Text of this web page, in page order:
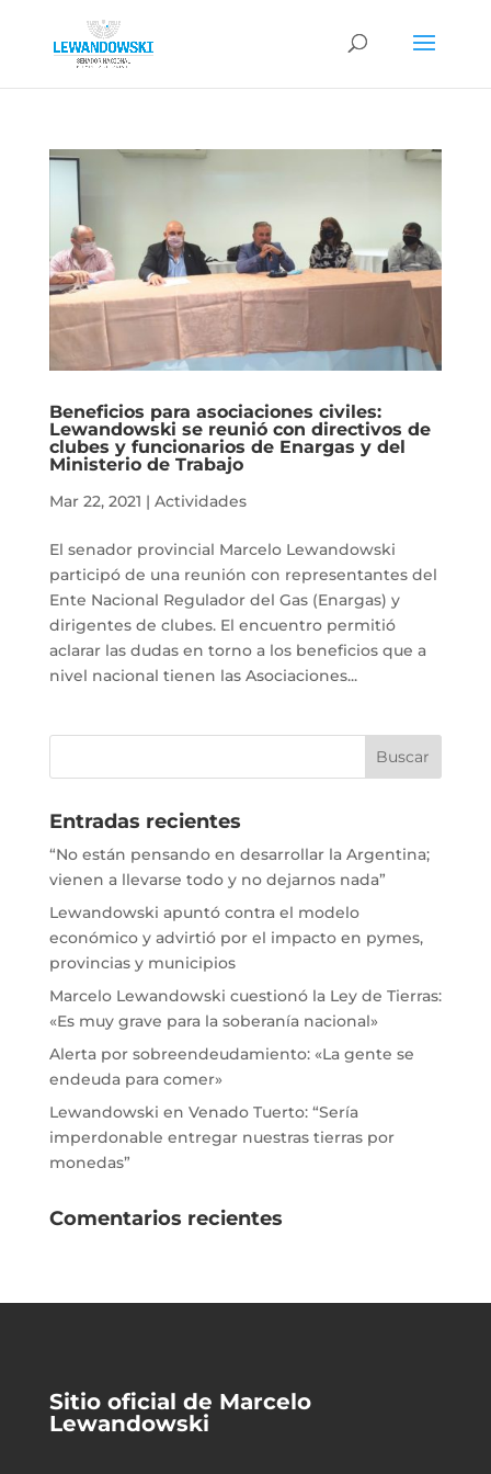
Beneficios para asociaciones civiles:
Lewandowski se reunió con directivos de
clubes y funcionarios de Enargas y del
Ministerio de Trabajo
Mar 22, 2021 | Actividades
El senador provincial Marcelo Lewandowski
participó de una reunión con representantes del
Ente Nacional Regulador del Gas (Enargas) y
dirigentes de clubes. El encuentro permitió
aclarar las dudas en torno a los beneficios que a
nivel nacional tienen las Asociaciones...
Entradas recientes
“No están pensando en desarrollar la Argentina;
vienen a llevarse todo y no dejarnos nada”
Lewandowski apuntó contra el modelo
económico y advirtió por el impacto en pymes,
provincias y municipios
Marcelo Lewandowski cuestionó la Ley de Tierras:
«Es muy grave para la soberanía nacional»
Alerta por sobreendeudamiento: «La gente se
endeuda para comer»
Lewandowski en Venado Tuerto: “Sería
imperdonable entregar nuestras tierras por
monedas”
Comentarios recientes
Sitio oficial de Marcelo
Lewandowski